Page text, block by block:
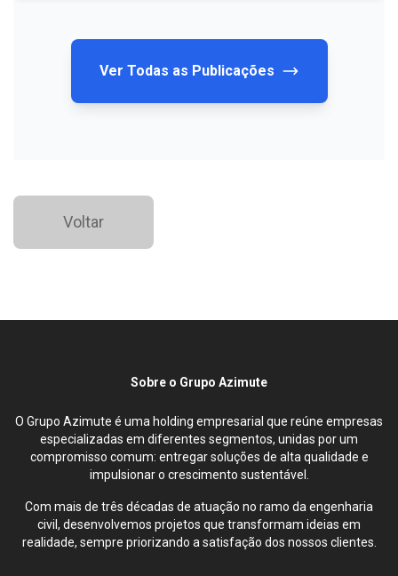
Ver Todas as Publicações
Voltar
Sobre o Grupo Azimute
O Grupo Azimute é uma holding empresarial que reúne empresas
especializadas em diferentes segmentos, unidas por um
compromisso comum: entregar soluções de alta qualidade e
impulsionar o crescimento sustentável.
Com mais de três décadas de atuação no ramo da engenharia
civil, desenvolvemos projetos que transformam ideias em
realidade, sempre priorizando a satisfação dos nossos clientes.